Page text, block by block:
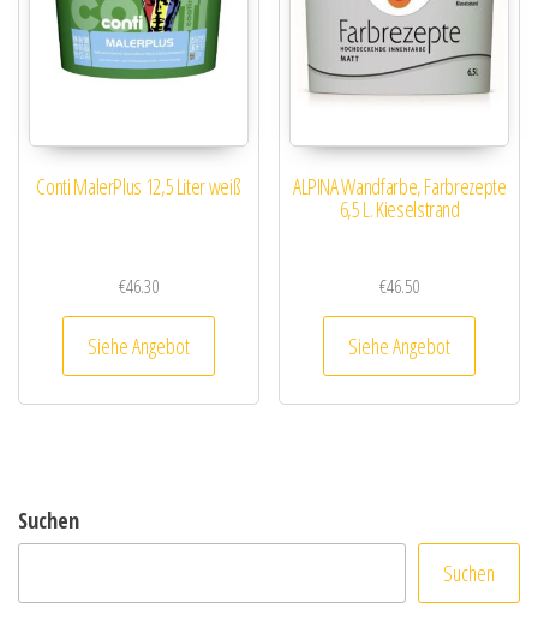
Conti MalerPlus 12,5 Liter weiß
€46.30
Siehe Angebot
ALPINA Wandfarbe, Farbrezepte
6,5 L. Kieselstrand
€46.50
Siehe Angebot
Suchen
Suchen